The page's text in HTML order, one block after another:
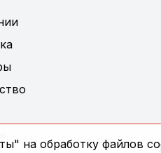
на обработку файлов